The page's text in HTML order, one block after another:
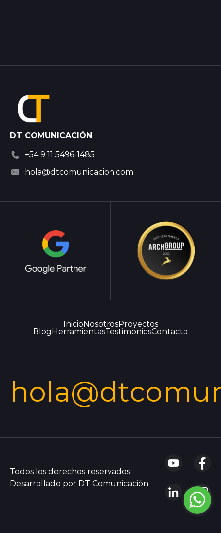
DT COMUNICACIÓN
+54 9 11 5496-1485
hola@dtcomunicacion.com
InicioNosotrosProyectos
BlogHerramientasTestimoniosContacto
Todos los derechos reservados.
Desarrollado por DT Comunicación